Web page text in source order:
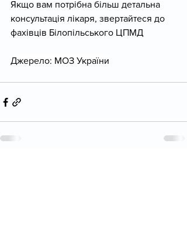
Якщо вам потрібна більш детальна
консультація лікаря, звертайтеся до
фахівців Білопільського ЦПМД
Джерело: МОЗ України